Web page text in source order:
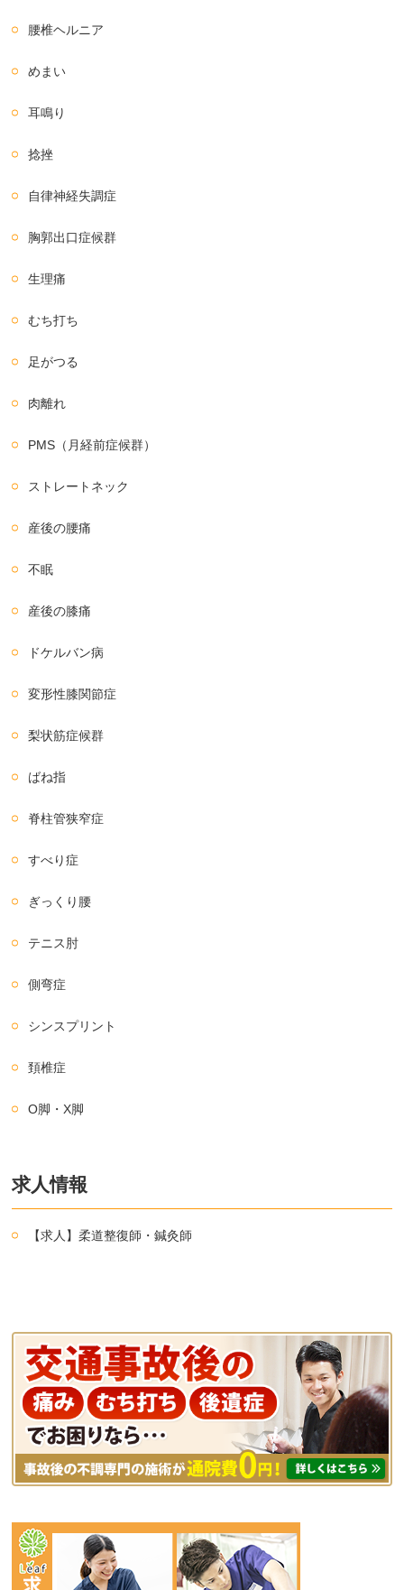
腰椎ヘルニア
めまい
耳鳴り
捻挫
自律神経失調症
胸郭出口症候群
生理痛
むち打ち
足がつる
肉離れ
PMS（月経前症候群）
ストレートネック
産後の腰痛
不眠
産後の膝痛
ドケルバン病
変形性膝関節症
梨状筋症候群
ばね指
脊柱管狭窄症
すべり症
ぎっくり腰
テニス肘
側弯症
シンスプリント
頚椎症
O脚・X脚
求人情報
【求人】柔道整復師・鍼灸師